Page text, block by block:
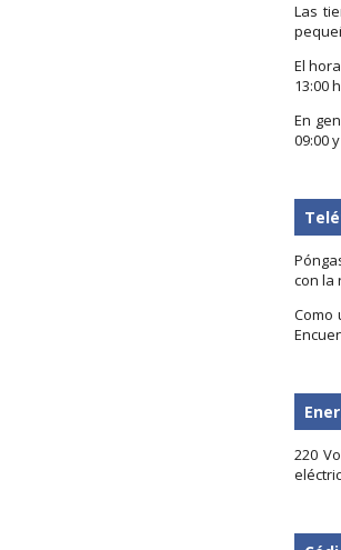
Las
El
13:00
En
09:00
con la
Como
220